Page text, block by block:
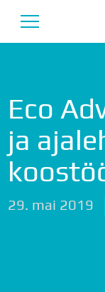
Eco
ja
29. mai 2019